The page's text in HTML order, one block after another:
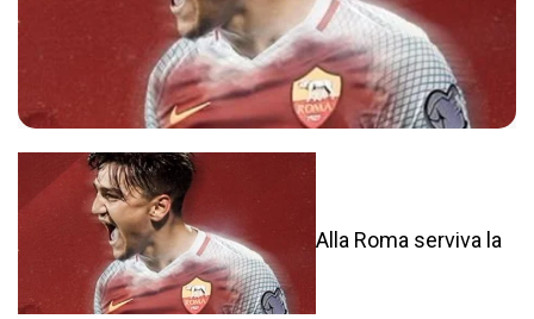
Alla Roma serviva la